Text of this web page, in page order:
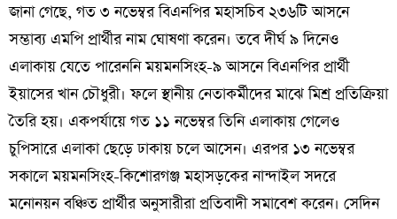
জানা গেছে, গত ৩ নভেম্বর বিএনপির মহাসচিব ২৩৬টি আসনে
সম্ভাব্য এমপি প্রার্থীর নাম ঘোষণা করেন। তবে দীর্ঘ ৯ দিনেও
এলাকায় যেতে পারেননি ময়মনসিংহ-৯ আসনে বিএনপির প্রার্থী
ইয়াসের খান চৌধুরী। ফলে স্থানীয় নেতাকর্মীদের মাঝে মিশ্র প্রতিক্রিয়া
তৈরি হয়। একপর্যায়ে গত ১১ নভেম্বর তিনি এলাকায় গেলেও
চুপিসারে এলাকা ছেড়ে ঢাকায় চলে আসেন। এরপর ১৩ নভেম্বর
সকালে ময়মনসিংহ-কিশোরগঞ্জ মহাসড়কের নান্দাইল সদরে
মনোনয়ন বঞ্চিত প্রার্থীর অনুসারীরা প্রতিবাদী সমাবেশ করেন। সেদিন